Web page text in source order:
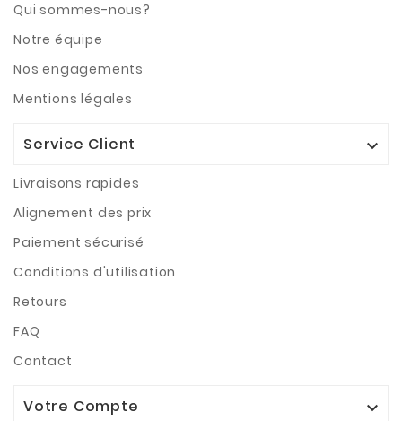
Qui sommes-nous?
Notre équipe
Nos engagements
Mentions légales
Service Client 
Livraisons rapides
Alignement des prix
Paiement sécurisé
Conditions d'utilisation
Retours
FAQ
Contact
Votre Compte 